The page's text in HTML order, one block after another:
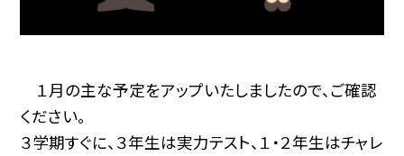
１月の主な予定をアップいたしましたので、ご確認
ください。
３学期すぐに、３年生は実力テスト、１・２年生はチャレ